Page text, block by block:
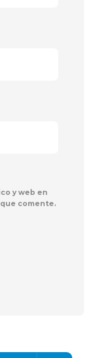
y web en
comente.